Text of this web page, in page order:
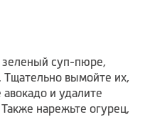
зеленый суп-пюре,
Тщательно вымойте их,
и удалите
нарежьте огурец,